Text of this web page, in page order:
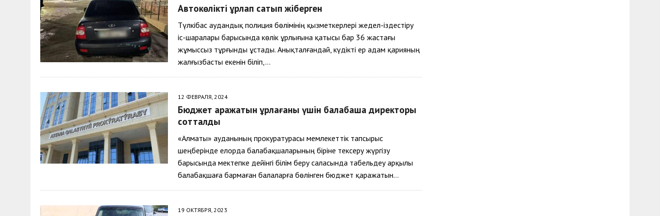
Автокөлікті ұрлап сатып жіберген
Түлкібас аудандық полиция бөлімінің қызметкерлері жедел-іздестіру
іс-шаралары барысында көлік ұрлығына қатысы бар 36 жастағы
жұмыссыз тұрғынды ұстады. Анықталғандай, күдікті ер адам қарияның
жалғызбасты екенін біліп,…
12 ФЕВРАЛЯ, 2024
Бюджет қаражатын ұрлағаны үшін балабақша директоры
сотталды
«Алматы» ауданының прокуратурасы мемлекеттік тапсырыс
шеңберінде елорда балабақшаларының біріне тексеру жүргізу
барысында мектепке дейінгі білім беру саласында табельдеу арқылы
балабақшаға бармаған балаларға бөлінген бюджет қаражатын…
19 ОКТЯБРЯ, 2023